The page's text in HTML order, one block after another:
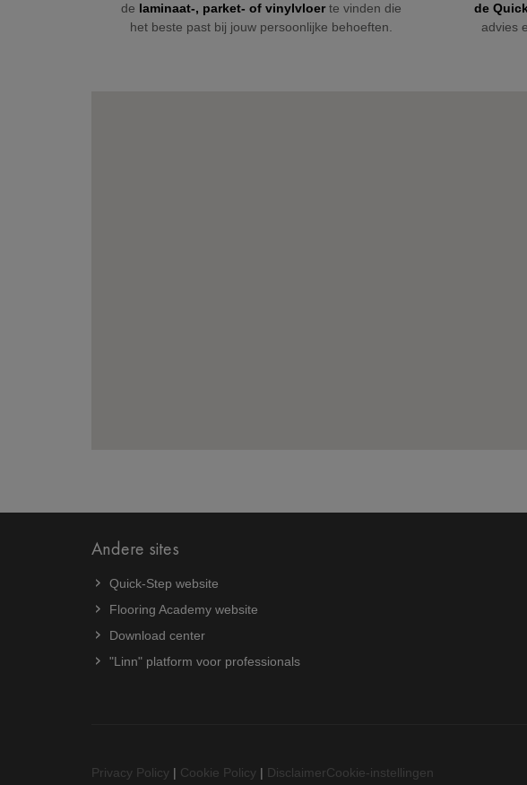
de laminaat-, parket- ofvinylvloerte vinden die
het beste past bij jouw persoonlijke behoeften.
de
advies
Waarmee kunnen we je helpen?
Geef hieronder je vraag in en we bezorgen je spoedig een antwoord.
Andere sites
Quick-Step website
Flooring Academy website
Download center
"Linn" platform voor professionals
Privacy Policy | Cookie Policy | DisclaimerCookie-instellingen